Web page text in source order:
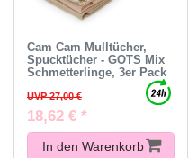
Cam Cam Mulltücher,
Spucktücher - GOTS Mix
Schmetterlinge, 3er Pack
UVP 27,00 €
18,62 € *
In den Warenkorb